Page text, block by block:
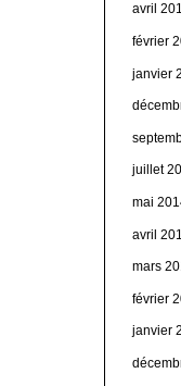
avril
février
janvier
juillet
mai
avril
mars
février
janvier